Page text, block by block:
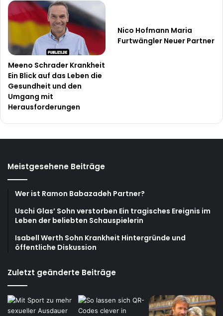
Meeno Schrader Krankheit
Ein Blick auf das Leben die
Gesundheit und den
Umgang mit
Herausforderungen
Nico Hofmann Maria
Furtwängler Neuer Partner
Meistgesehene Beiträge
Wer ist Ramon Babazadeh Partner?
Uschi Glas’ Sohn verstorben Ein tragisches Ereignis im
Leben der beliebten Schauspielerin
Isabell Werth Sohn Krankheit Hintergründe und
öffentliche Diskussion
Zuletzt geänderte Beiträge